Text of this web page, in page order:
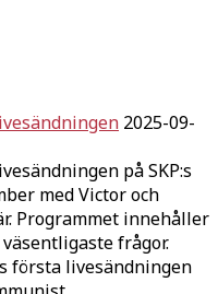
2025-09-
på SKP:s
med Victor och
Programmet innehåller
frågor.
första livesändningen